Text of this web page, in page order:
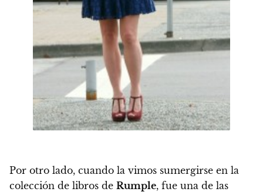
Por otro lado, cuando la vimos sumergirse en la
colección de libros de Rumple, fue una de las